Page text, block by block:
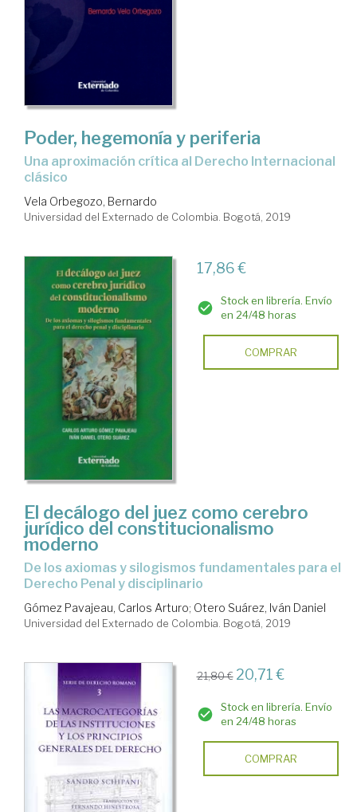
Poder, hegemonía y periferia
una aproximación crítica al Derecho Internacional
clásico
Vela Orbegozo, Bernardo
Universidad del Externado de Colombia. Bogotá, 2019
17,86 €
Stock en librería. Envío
en 24/48 horas
COMPRAR
El decálogo del juez como cerebro
jurídico del constitucionalismo
moderno
de los axiomas y silogismos fundamentales para el
Derecho Penal y disciplinario
Gómez Pavajeau, Carlos Arturo; Otero Suárez, Iván Daniel
Universidad del Externado de Colombia. Bogotá, 2019
21,80 € 20,71 €
Stock en librería. Envío
en 24/48 horas
COMPRAR